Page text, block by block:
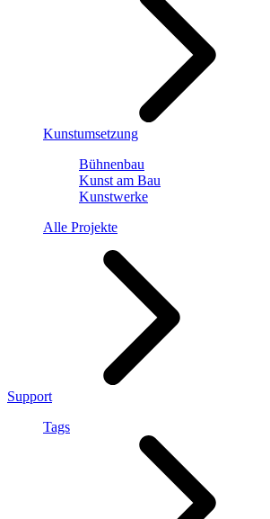
Kunstumsetzung
Bühnenbau
Kunst am Bau
Kunstwerke
Alle Projekte
Support
Tags